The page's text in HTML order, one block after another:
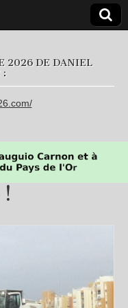
2026 DE DANIEL
: